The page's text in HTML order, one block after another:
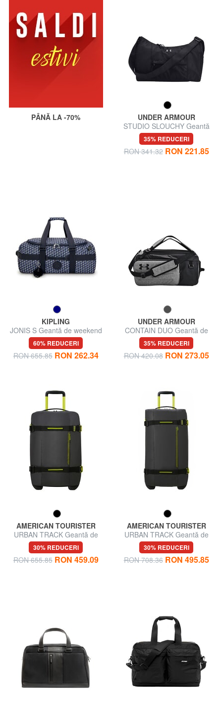
PÂNĂ LA -70%
UNDER ARMOUR
STUDIO SLOUCHY Geantă
de umăr
35% REDUCERI
RON 341.32 RON 221.85
KIPLING
JONIS S Geantă de weekend
60% REDUCERI
RON 655.85 RON 262.34
UNDER ARMOUR
CONTAIN DUO Geantă de
sală, portabilitate dublă
35% REDUCERI
RON 420.08 RON 273.05
AMERICAN TOURISTER
URBAN TRACK Geantă de
voiaj, bagaj de mână, cu roți
30% REDUCERI
RON 655.85 RON 459.09
AMERICAN TOURISTER
URBAN TRACK Geantă de
voiaj, medie, cu roți
30% REDUCERI
RON 708.36 RON 495.85